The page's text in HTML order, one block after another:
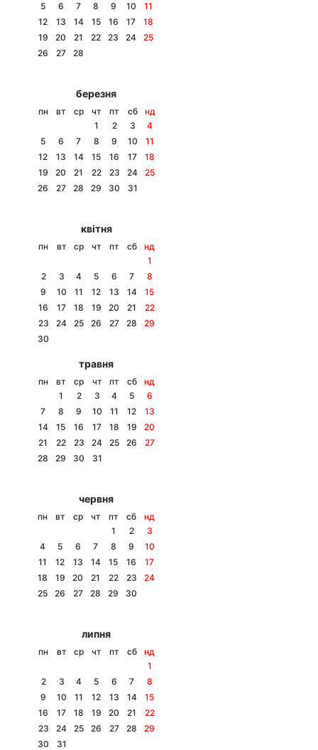
Головна
Економіка
Спорт
Техно і зв'язок
Цікавинки
Екологія
Інтерв'ю
Архів
Контакти
5
6 7 8 9 10
11
12
13 14 15 16 17
18
19
20 21 22 23 24
25
26
27 28
березня
пн вт ср чт пт сб
нд
1
2 3
4
5
6 7 8 9 10
11
12
13 14 15 16 17
18
19
20 21 22 23 24
25
26
27 28 29 30 31
квітня
пн вт ср чт пт сб
нд
1
2
3 4 5 6 7
8
9
10 11 12 13 14
15
16
17 18 19 20 21
22
23
24 25 26 27 28
29
30
травня
пн вт ср чт пт сб
нд
1
2 3 4 5
6
7
8 9 10 11 12
13
14
15 16 17 18 19
20
21
22 23 24 25 26
27
28
29 30 31
червня
пн вт ср чт пт сб
нд
1
2
3
4
5 6 7 8 9
10
11
12 13 14 15 16
17
18
19 20 21 22 23
24
25
26 27 28 29 30
липня
пн вт ср чт пт сб
нд
1
2
3 4 5 6 7
8
9
10 11 12 13 14
15
16
17 18 19 20 21
22
23
24 25 26 27 28
29
30
31